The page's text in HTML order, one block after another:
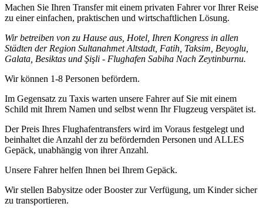
Machen Sie Ihren Transfer mit einem privaten Fahrer vor Ihrer Reise
zu einer einfachen, praktischen und wirtschaftlichen Lösung.
Wir betreiben von zu Hause aus, Hotel, Ihren Kongress in allen
Städten der Region Sultanahmet Altstadt, Fatih, Taksim, Beyoglu,
Galata, Besiktas und Şişli - Flughafen Sabiha Nach Zeytinburnu.
Wir können 1-8 Personen befördern.
Im Gegensatz zu Taxis warten unsere Fahrer auf Sie mit einem
Schild mit Ihrem Namen und selbst wenn Ihr Flugzeug verspätet ist.
Der Preis Ihres Flughafentransfers wird im Voraus festgelegt und
beinhaltet die Anzahl der zu befördernden Personen und ALLES
Gepäck, unabhängig von ihrer Anzahl.
Unsere Fahrer helfen Ihnen bei Ihrem Gepäck.
Wir stellen Babysitze oder Booster zur Verfügung, um Kinder sicher
zu transportieren.